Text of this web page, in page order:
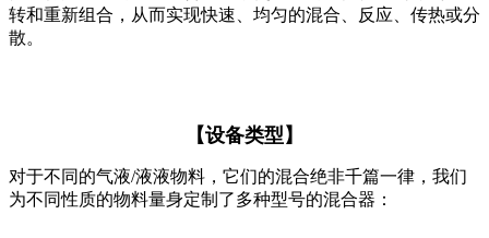
转和重新组合，从而实现快速、均匀的混合、反应、传热或分
散。
【设备类型】
对于不同的气液/液液物料，它们的混合绝非千篇一律，我们
为不同性质的物料量身定制了多种型号的混合器：